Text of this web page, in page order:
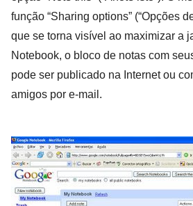
função “Sharing options” (“Opções
que se torna visível ao maximizar a
Notebook, o bloco de notas com
pode ser publicado na Internet ou
amigos por e-mail.